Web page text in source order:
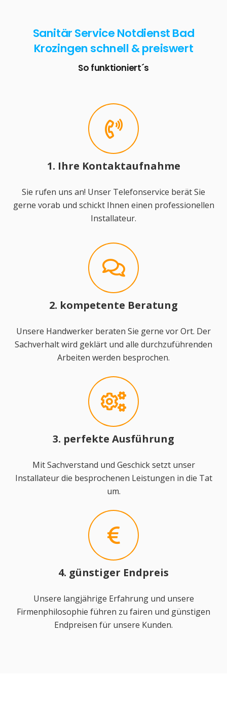
Sanitär Service Notdienst Bad
Krozingen schnell & preiswert
So funktioniert´s
1. Ihre Kontaktaufnahme
Sie rufen uns an! Unser Telefonservice berät Sie
gerne vorab und schickt Ihnen einen professionellen
Installateur.
2. kompetente Beratung
Unsere Handwerker beraten Sie gerne vor Ort. Der
Sachverhalt wird geklärt und alle durchzuführenden
Arbeiten werden besprochen.
3. perfekte Ausführung
Mit Sachverstand und Geschick setzt unser
Installateur die besprochenen Leistungen in die Tat
um.
4. günstiger Endpreis
Unsere langjährige Erfahrung und unsere
Firmenphilosophie führen zu fairen und günstigen
Endpreisen für unsere Kunden.